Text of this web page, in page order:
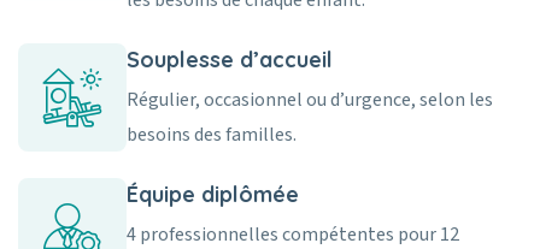
Souplesse d’accueil
Régulier, occasionnel ou d’urgence, selon les
besoins des familles.
Équipe diplômée
4 professionnelles compétentes pour 12